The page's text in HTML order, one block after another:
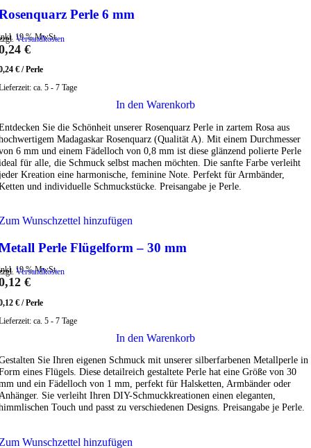
Perle 6 mm
19 % MwSt.
Versandkosten
€
€ /Perle
ca. 5 - 7 Tage
In den Warenkorb
Sie die Schönheit unserer Rosenquarz Perle in zartem Rosa aus
Madagaskar Rosenquarz (Qualität A). Mit einem Durchmesser
6 mm und einem Fädelloch von 0,8 mm ist diese glänzend polierte Perle
für alle, die Schmuck selbst machen möchten. Die sanfte Farbe verleiht
Kreation eine harmonische, feminine Note. Perfekt für Armbänder,
und individuelle Schmuckstücke. Preisangabe je Perle.
Wunschzettel hinzufügen
Perle Flügelform – 30 mm
19 % MwSt.
Versandkosten
€
€ /Perle
ca. 5 - 7 Tage
In den Warenkorb
Sie Ihren eigenen Schmuck mit unserer silberfarbenen Metallperle in
eines Flügels. Diese detailreich gestaltete Perle hat eine Größe von 30
und ein Fädelloch von 1 mm, perfekt für Halsketten, Armbänder oder
Sie verleiht Ihren DIY-Schmuckkreationen einen eleganten,
Touch und passt zu verschiedenen Designs. Preisangabe je Perle.
Wunschzettel hinzufügen